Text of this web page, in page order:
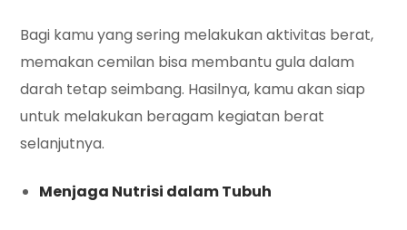
Bagi kamu yang sering melakukan aktivitas berat,
memakan cemilan bisa membantu gula dalam
darah tetap seimbang. Hasilnya, kamu akan siap
untuk melakukan beragam kegiatan berat
selanjutnya.
Menjaga Nutrisi dalam Tubuh